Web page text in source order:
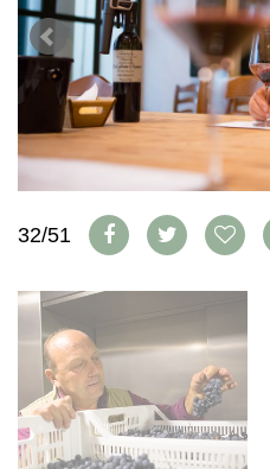
PORTRAITS
VINOPHILES
ARCHIV
AWARDS
GEWINNSPIELE
VORTEILSWELT
TRINKREIFETABELLE
WEINSUCHE
NEWSLETTER
REDAKTION
JOBS
WERBUNG
PRESSE
IMPRESSUM
AGB & DATENSCHUTZ
32/51